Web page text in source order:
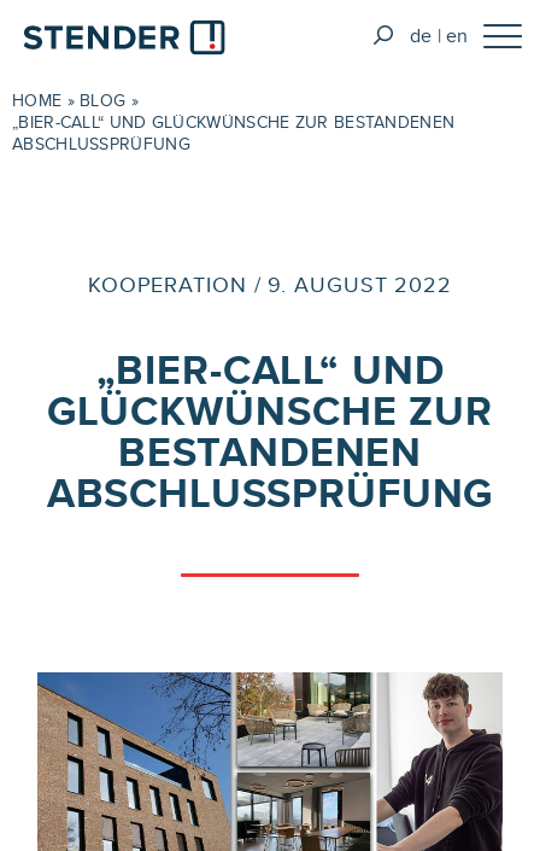
de en
HOME » BLOG »
„BIER-CALL“ UND GLÜCKWÜNSCHE ZUR BESTANDENEN
ABSCHLUSSPRÜFUNG
KOOPERATION / 9. AUGUST 2022
„BIER-CALL“ UND
GLÜCKWÜNSCHE ZUR
BESTANDENEN
ABSCHLUSSPRÜFUNG